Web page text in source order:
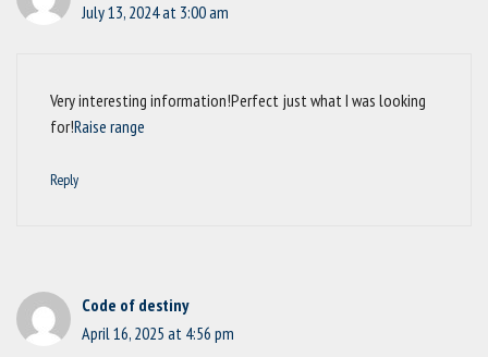
July 13, 2024 at 3:00 am
Very interesting information!Perfect just what I was looking
for!Raise range
Reply
Code of destiny
April 16, 2025 at 4:56 pm